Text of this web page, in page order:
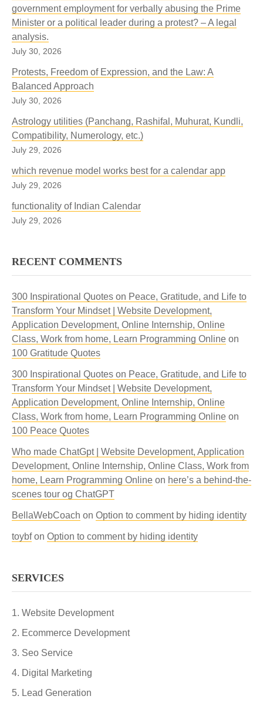
government employment for verbally abusing the Prime
Minister or a political leader during a protest? – A legal
analysis.
July 30, 2026
Protests, Freedom of Expression, and the Law: A
Balanced Approach
July 30, 2026
Astrology utilities (Panchang, Rashifal, Muhurat, Kundli,
Compatibility, Numerology, etc.)
July 29, 2026
which revenue model works best for a calendar app
July 29, 2026
functionality of Indian Calendar
July 29, 2026
RECENT COMMENTS
300 Inspirational Quotes on Peace, Gratitude, and Life to
Transform Your Mindset | Website Development,
Application Development, Online Internship, Online
Class, Work from home, Learn Programming Online on
100 Gratitude Quotes
300 Inspirational Quotes on Peace, Gratitude, and Life to
Transform Your Mindset | Website Development,
Application Development, Online Internship, Online
Class, Work from home, Learn Programming Online on
100 Peace Quotes
Who made ChatGpt | Website Development, Application
Development, Online Internship, Online Class, Work from
home, Learn Programming Online on here’s a behind-the-
scenes tour og ChatGPT
BellaWebCoach on Option to comment by hiding identity
toybfon Option to comment by hiding identity
SERVICES
Website Development
Ecommerce Development
Seo Service
Digital Marketing
Lead Generation